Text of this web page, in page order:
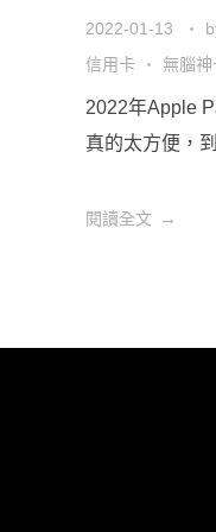
2022-01-13
信用卡
無腦神
2022年Apple
真的太方便，
閱讀全文